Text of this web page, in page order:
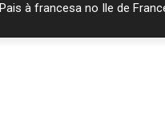
à francesa no Ile de